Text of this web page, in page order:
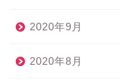
2020年9月
2020年8月